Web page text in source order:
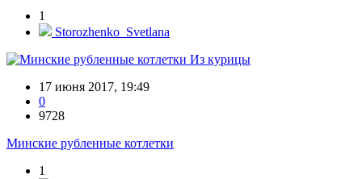
1
Storozhenko_Svetlana
Из курицы
17 июня 2017, 19:49
0
9728
Минские рубленные котлетки
1